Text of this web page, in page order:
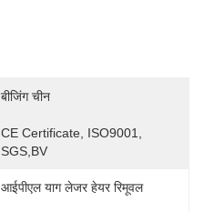
बीजिंग चीन
CE Certificate, ISO9001,
SGS,BV
आईपीएल याग लेजर हेयर रिमूवल